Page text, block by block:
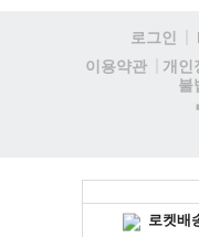
로그인
이용약관
개인
불